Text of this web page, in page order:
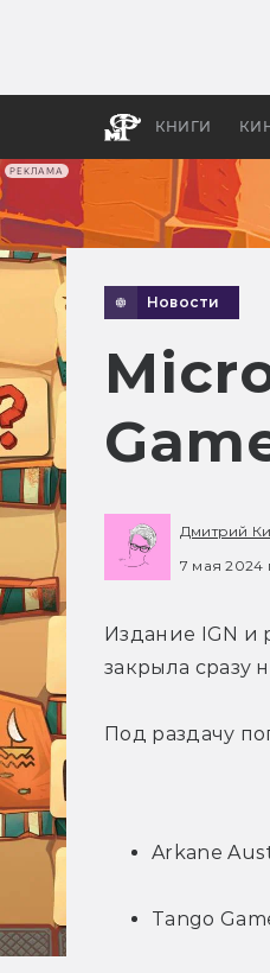
РЕКЛАМА
КНИГИ
Новости
Дмитрий
7 мая 2024
Издание IGN и
закрыла сразу
Под раздачу
Arkane
Tango